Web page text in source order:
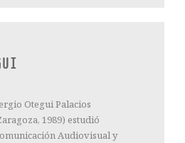
Otegui Palacios
1989) estudió
Audiovisual y